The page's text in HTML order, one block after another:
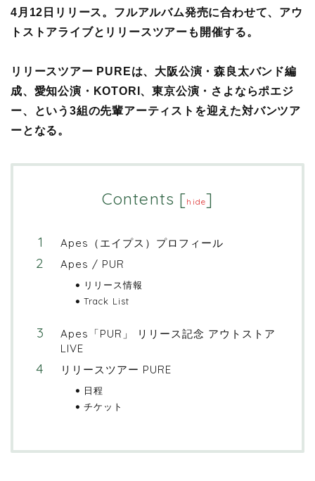
4月12日リリース。フルアルバム発売に合わせて、アウ
トストアライブとリリースツアーも開催する。
リリースツアー PUREは、大阪公演・森良太バンド編
成、愛知公演・KOTORI、東京公演・さよならポエジ
ー、という3組の先輩アーティストを迎えた対バンツア
ーとなる。
Contents [hide]
Apes（エイプス）プロフィール
Apes / PUR
リリース情報
Track List
Apes「PUR」 リリース記念 アウトストア
LIVE
リリースツアー PURE
日程
チケット